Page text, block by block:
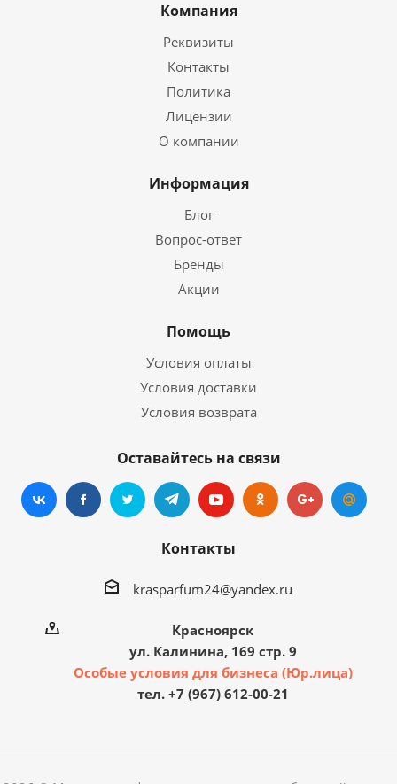
Компания
Реквизиты
Контакты
Политика
Лицензии
О компании
Информация
Блог
Вопрос-ответ
Бренды
Акции
Помощь
Условия оплаты
Условия доставки
Условия возврата
Оставайтесь на связи
Контакты
krasparfum24@yandex.ru
Красноярск
ул. Калинина, 169 стр. 9
Особые условия для бизнеса (Юр.лица)
тел. +7 (967) 612-00-21